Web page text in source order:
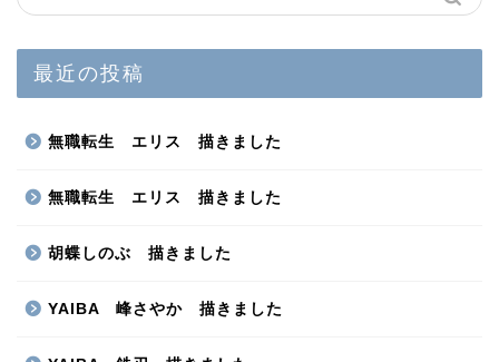
最近の投稿
無職転生 エリス 描きました
無職転生 エリス 描きました
胡蝶しのぶ 描きました
YAIBA 峰さやか 描きました